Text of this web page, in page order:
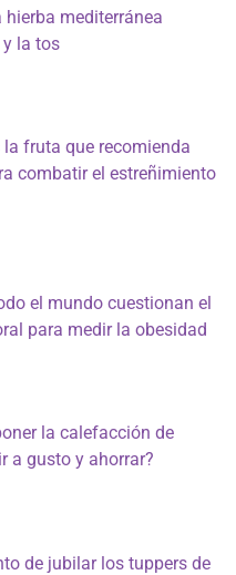
mediterránea
la tos
fruta que recomienda
combatir el estreñimiento
el mundo cuestionan el
para medir la obesidad
la calefacción de
a gusto y ahorrar?
de jubilar los tuppers de